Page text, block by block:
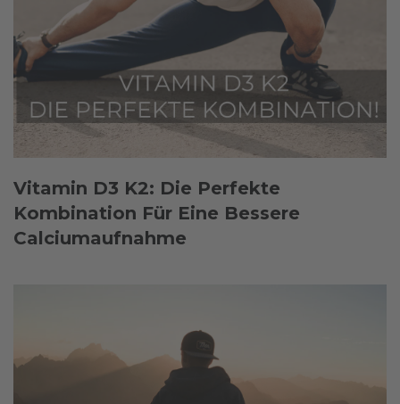
Vitamin D3 K2: Die Perfekte
Kombination Für Eine Bessere
Calciumaufnahme